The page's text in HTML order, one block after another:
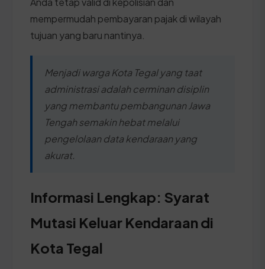
mempermudah pembayaran pajak di wilayah
tujuan yang baru nantinya.
Menjadi warga Kota Tegal yang taat
administrasi adalah cerminan disiplin
yang membantu pembangunan Jawa
Tengah semakin hebat melalui
pengelolaan data kendaraan yang
akurat.
Informasi Lengkap: Syarat
Mutasi Keluar Kendaraan di
Kota Tegal